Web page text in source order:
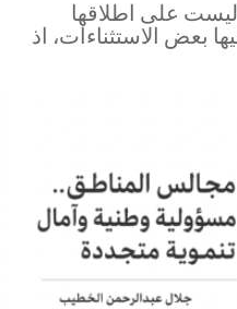
على اطلاقها
فيها بعض الاستثناءات، اذ